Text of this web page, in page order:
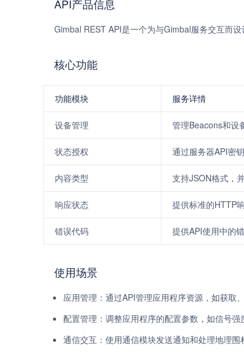
API产品信息
Gimbal REST API是一个为与Gimbal服务交互而设
核心功能
功能模块 服务详情
设备管理 管理Beacons和设
状态授权 通过服务器API密
内容类型 支持JSON格式，
响应状态 提供标准的HTTP
错误代码 提供API使用中的
使用场景
应用管理：通过API管理应用程序资源，如获取
配置管理：调整应用程序的配置参数，如信号强
通信交互：使用通信模块发送通知和处理地理围